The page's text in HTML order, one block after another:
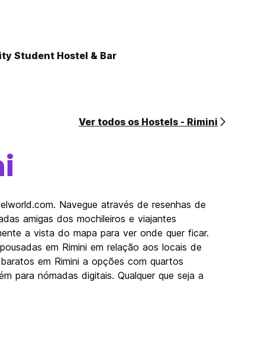
Student Hostel & Bar
Ver todos os Hostels - Rimini
Navegue através de resenhas de
amigas dos mochileiros e viajantes
a vista do mapa para ver onde quer ficar.
em Rimini em relação aos locais de
em Rimini a opções com quartos
para nómadas digitais. Qualquer que seja a